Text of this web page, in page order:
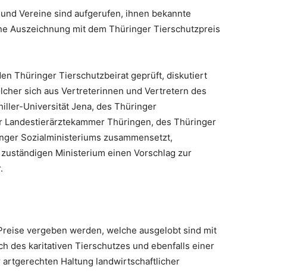
Vereine sind aufgerufen, ihnen bekannte
Auszeichnung mit dem Thüringer Tierschutzpreis
Thüringer Tierschutzbeirat geprüft, diskutiert
sich aus Vertreterinnen und Vertretern des
Universität Jena, des Thüringer
Thüringen, des Thüringer
Sozialministeriums zusammensetzt,
Ministerium einen Vorschlag zur
vergeben werden, welche ausgelobt sind mit
des karitativen Tierschutzes und ebenfalls einer
artgerechten Haltung landwirtschaftlicher